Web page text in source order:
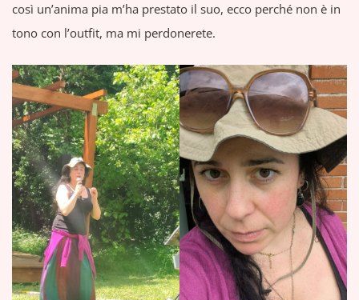
così un’anima pia m’ha prestato il suo, ecco perché non è in
tono con l’outfit, ma mi perdonerete.